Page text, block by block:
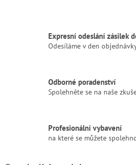
Expresní odeslání zásilek
Odesíláme v den
Odborné poradenství
Spolehněte se na naše
Profesionální vybavení
na které se můžete